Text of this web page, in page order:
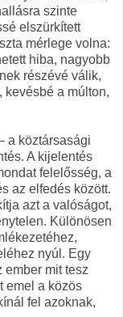
szinte
elszürkített
mérlege volna:
hiba, nagyobb
részévé válik,
kevésbé a múlton,
a köztársasági
A kijelentés
felelősség, a
az elfedés között.
azt a valóságot,
Különösen
nyúl. Egy
ember mit tesz
emel a közös
fel azoknak,